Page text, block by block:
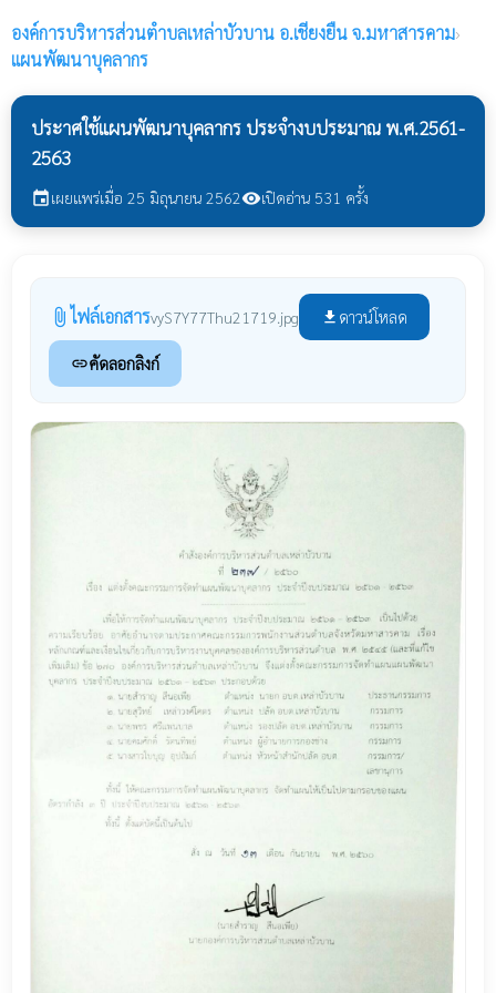
องค์การบริหารส่วนตำบลเหล่าบัวบาน อ.เชียงยืน จ.มหาสารคาม›
แผนพัฒนาบุคลากร
ประาศใช้แผนพัฒนาบุคลากร ประจำงบประมาณ พ.ศ.2561-
2563
eventเผยแพร่เมื่อ 25 มิถุนายน 2562visibilityเปิดอ่าน 531 ครั้ง
attach_file ไฟล์เอกสารvyS7Y77Thu21719.jpg file_download ดาวน์โหลด
linkคัดลอกลิงก์